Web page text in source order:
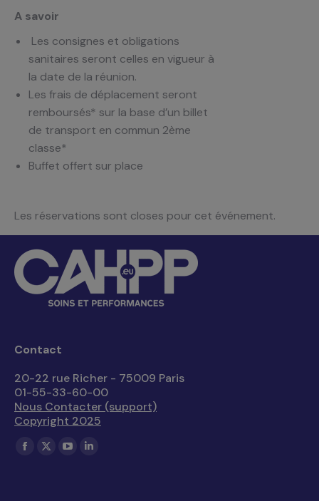
A savoir
Les consignes et obligations
sanitaires seront celles en vigueur à
la date de la réunion.
Les frais de déplacement seront
remboursés* sur la base d’un billet
de transport en commun 2ème
classe*
Buffet offert sur place
Les réservations sont closes pour cet événement.
Contact
20-22 rue Richer - 75009 Paris
01-55-33-60-00
Nous Contacter (support)
Copyright 2025
Trouvez nous sur :
La
La
La
La